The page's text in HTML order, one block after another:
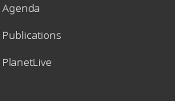
Agenda
Publications
PlanetLive